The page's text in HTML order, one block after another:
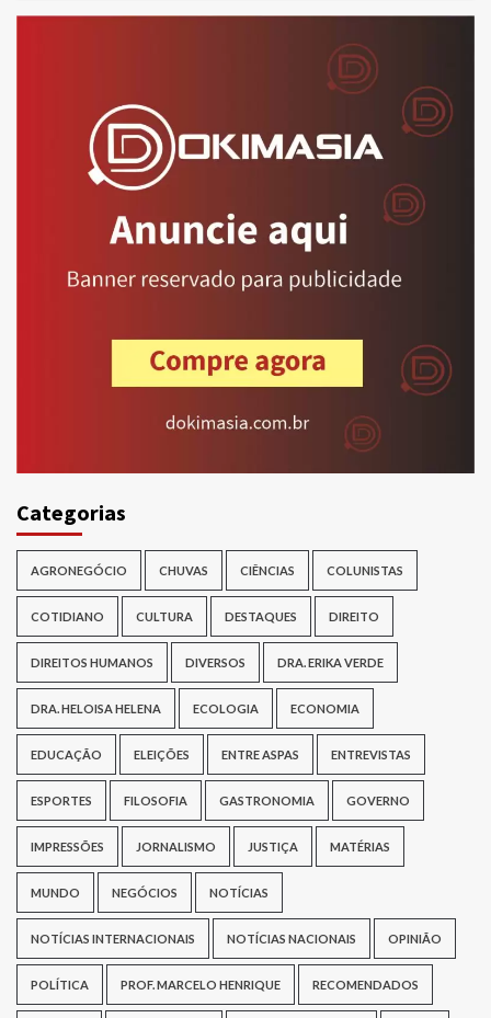
Categorias
AGRONEGÓCIO CHUVAS CIÊNCIAS COLUNISTAS
COTIDIANO CULTURA DESTAQUES DIREITO
DIREITOS HUMANOS DIVERSOS DRA. ERIKA VERDE
DRA. HELOISA HELENA ECOLOGIA ECONOMIA
EDUCAÇÃO ELEIÇÕES ENTRE ASPAS ENTREVISTAS
ESPORTES FILOSOFIA GASTRONOMIA GOVERNO
IMPRESSÕES JORNALISMO JUSTIÇA MATÉRIAS
MUNDO NEGÓCIOS NOTÍCIAS
NOTÍCIAS INTERNACIONAIS NOTÍCIAS NACIONAIS OPINIÃO
POLÍTICA PROF. MARCELO HENRIQUE RECOMENDADOS